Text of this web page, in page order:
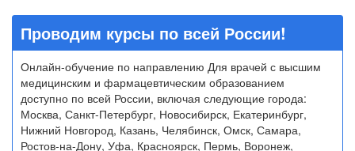
Проводим курсы по всей России!
Онлайн-обучение по направлению Для врачей с высшим
медицинским и фармацевтическим образованием
доступно по всей России, включая следующие города:
Москва, Санкт-Петербург, Новосибирск, Екатеринбург,
Нижний Новгород, Казань, Челябинск, Омск, Самара,
Ростов-на-Дону, Уфа, Красноярск, Пермь, Воронеж,